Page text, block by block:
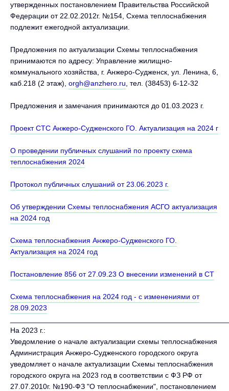
утвержденных постановлением Правительства Российской
Федерации от 22.02.2012г. №154, Схема теплоснабжения
подлежит ежегодной актуализации.
Предложения по актуализации Схемы теплоснабжения
принимаются по адресу: Управление жилищно-
коммунального хозяйства, г. Анжеро-Судженск, ул. Ленина, 6,
каб.218 (2 этаж), orgh@anzhero.ru , тел. (38453) 6-12-32
Предложения и замечания принимаются до 01.03.2023 г.
Проект СТС Анжеро-Судженского ГО. Актуализация на 2024 г
О проведении публичных слушаний по проекту схема
теплоснабжения 2024
Протокол публичных слушаний от 23.06.2023 г.
Об утверждении Схемы теплоснабжения АСГО актуализация
на 2024 год
Схема теплоснабжения Анжеро-Судженского ГО.
Актуализация на 2024 год
Постановление 856 от 27.09.23 О внесении изменений в СТ
Схема теплоснабжения на 2024 год - с изменениями от
28.09.2023
На 2023 г.:
Уведомление о начале актуализации схемы теплоснабжения
Администрация Анжеро-Судженского городского округа
уведомляет о начале актуализации Схемы теплоснабжения
городского округа на 2023 год в соответствии с ФЗ РФ от
27.07.2010г. №190-ФЗ "О теплоснабжении", постановлением